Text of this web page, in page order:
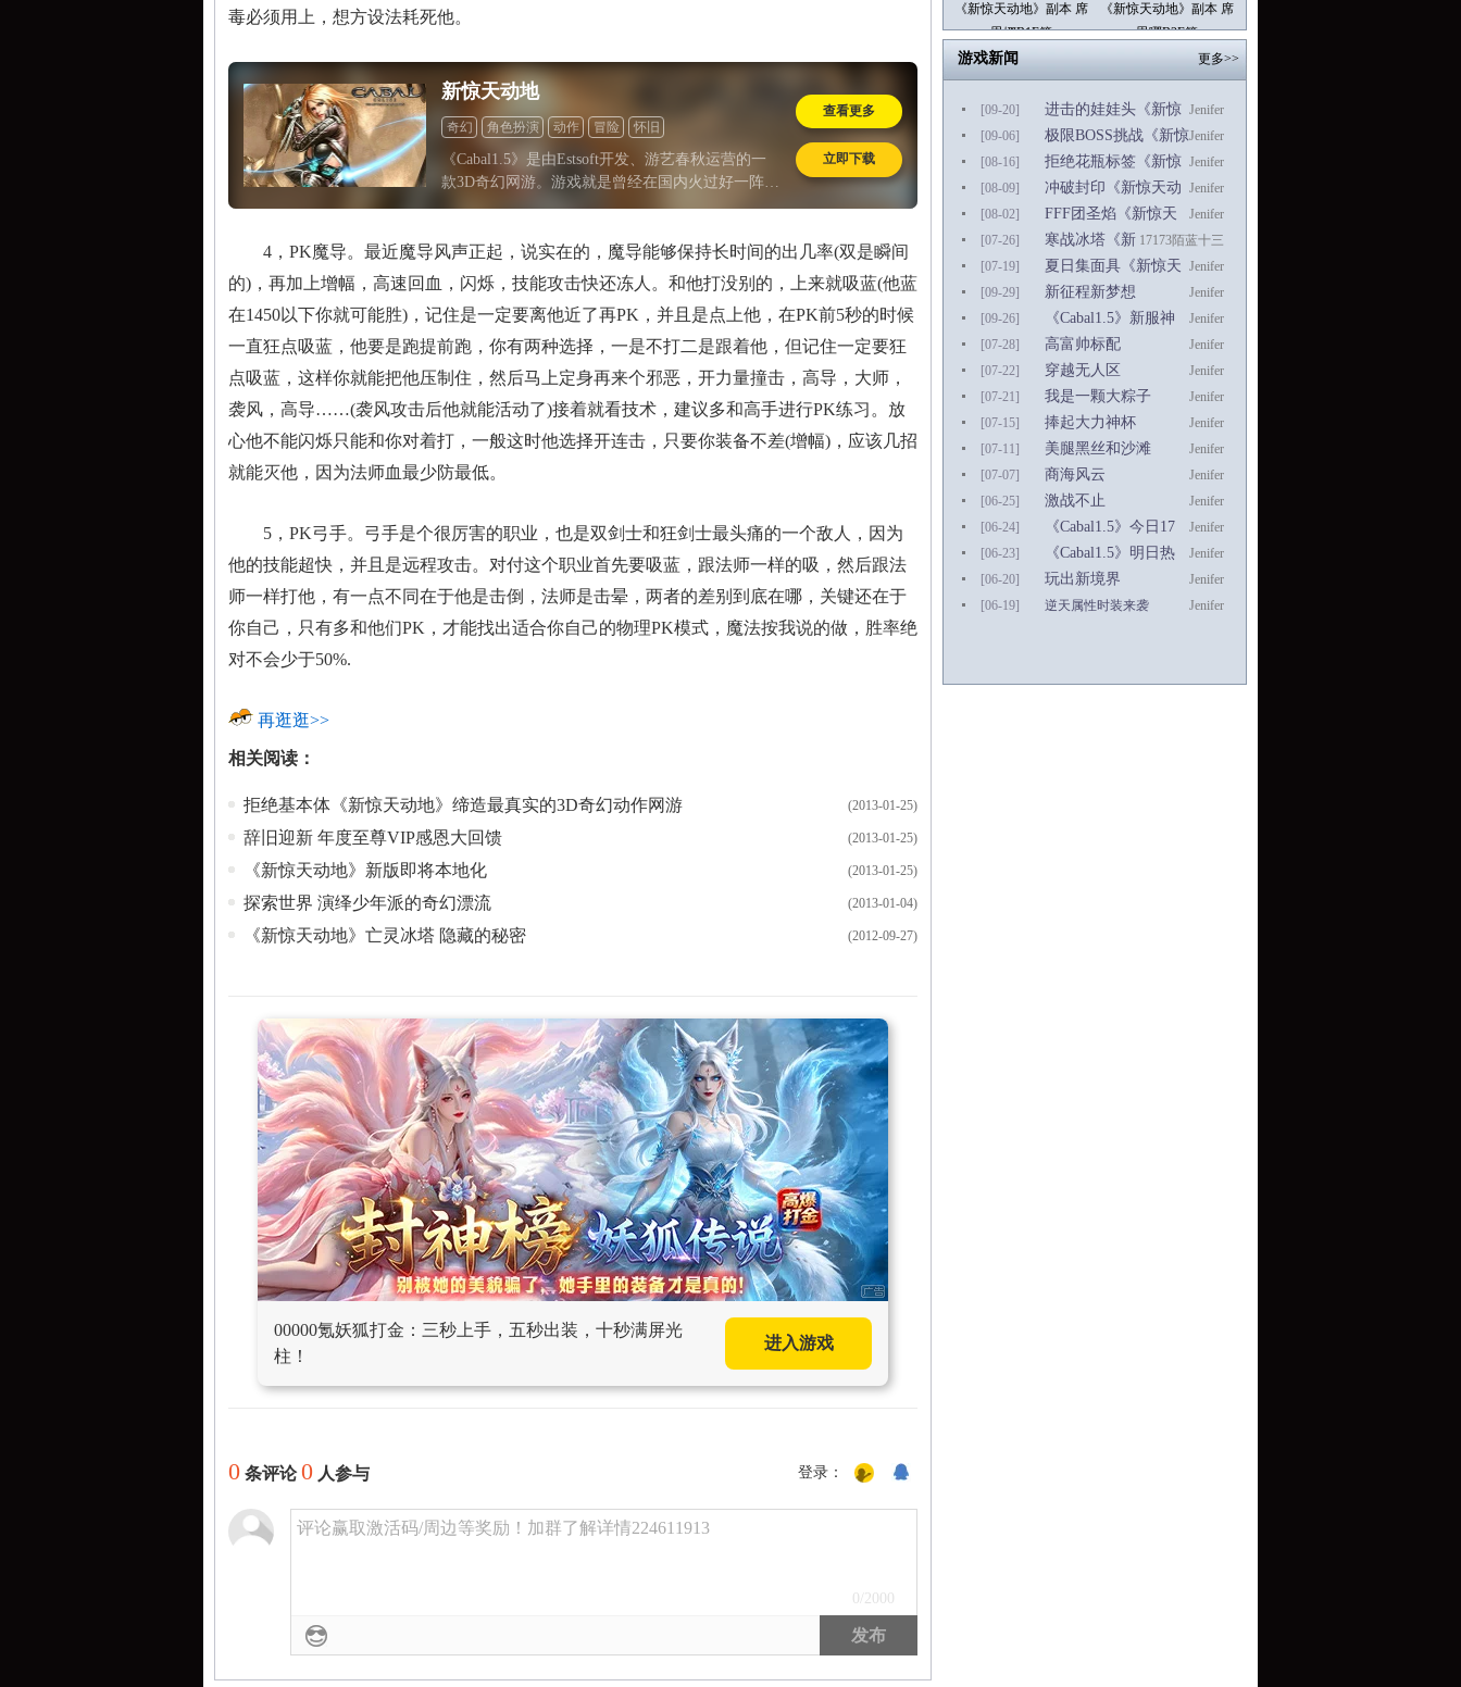
毒必须用上，想方设法耗死他。
新惊天动地
奇幻 角色扮演 动作 冒险 怀旧
《Cabal1.5》是由Estsoft开发、游艺春秋运营的一
款3D奇幻网游。游戏就是曾经在国内火过好一阵子
的《惊天动地》的韩服最新版本。游戏在6月24日
新道
查看更多
立即下载
4，PK魔导。最近魔导风声正起，说实在的，魔导能够保持长时间的出几率(双是瞬间
的)，再加上增幅，高速回血，闪烁，技能攻击快还冻人。和他打没别的，上来就吸蓝(他蓝
在1450以下你就可能胜)，记住是一定要离他近了再PK，并且是点上他，在PK前5秒的时候
一直狂点吸蓝，他要是跑提前跑，你有两种选择，一是不打二是跟着他，但记住一定要狂
点吸蓝，这样你就能把他压制住，然后马上定身再来个邪恶，开力量撞击，高导，大师，
袭风，高导……(袭风攻击后他就能活动了)接着就看技术，建议多和高手进行PK练习。放
心他不能闪烁只能和你对着打，一般这时他选择开连击，只要你装备不差(增幅)，应该几招
就能灭他，因为法师血最少防最低。
5，PK弓手。弓手是个很厉害的职业，也是双剑士和狂剑士最头痛的一个敌人，因为
他的技能超快，并且是远程攻击。对付这个职业首先要吸蓝，跟法师一样的吸，然后跟法
师一样打他，有一点不同在于他是击倒，法师是击晕，两者的差别到底在哪，关键还在于
你自己，只有多和他们PK，才能找出适合你自己的物理PK模式，魔法按我说的做，胜率绝
对不会少于50%.
再逛逛>>
相关阅读：
(2013-01-25)
拒绝基本体《新惊天动地》缔造最真实的3D奇幻动作网游
(2013-01-25)
辞旧迎新 年度至尊VIP感恩大回馈
(2013-01-25)
《新惊天动地》新版即将本地化
(2013-01-04)
探索世界 演绎少年派的奇幻漂流
(2012-09-27)
《新惊天动地》亡灵冰塔 隐藏的秘密
00000氪妖狐打金：三秒上手，五秒出装，十秒满屏光
柱！
进入游戏
0 条评论0 人参与 登录：
评论赢取激活码/周边等奖励！加群了解详情224611913
0 /2000
发布
《新惊天动地》副本 席
恩娜B1F篇
《新惊天动地》副本 席
恩哪B2F篇
游戏新闻 更多>>
[09-20] Jenifer
进击的娃娃头《新惊
天动地》激萌新时装
[09-06] Jenifer
极限BOSS挑战《新惊
天动地》新竞技场预
告
[08-16] Jenifer
拒绝花瓶标签《新惊
天动地》时装新转变
[08-09] Jenifer
冲破封印《新惊天动
地》冰塔B3F今日解
禁
[08-02] Jenifer
FFF团圣焰《新惊天
动地》悬赏情侣击杀
者
[07-26] 17173陌蓝十三
寒战冰塔《新
惊天动地》豪
夺强力首饰
[07-19] Jenifer
夏日集面具《新惊天
动地》赢取新版时装
[09-29] Jenifer
新征程新梦想
《Cabal1.5》新服打
响王座争夺战
[09-26] Jenifer
《Cabal1.5》新服神
圣要塞今日17时暴风
来袭
[07-28] Jenifer
高富帅标配
《Cabal1.5》豪车配
英雄
[07-22] Jenifer
穿越无人区
《Cabal1.5》心跳游
戏体验
[07-21] Jenifer
我是一颗大粽子
《Cabal1.5》奇葩称
号个性闪耀
[07-15] Jenifer
捧起大力神杯
《Cabal1.5》男神排
排坐
[07-11] Jenifer
美腿黑丝和沙滩
《Cabal1.5》清凉一
夏
[07-07] Jenifer
商海风云
《Cabal1.5》另一种
公会激战
[06-25] Jenifer
激战不止
《Cabal1.5》新服升
级战况正酣
[06-24] Jenifer
《Cabal1.5》今日17
时公测 新职业斗魂者
开放
[06-23] Jenifer
《Cabal1.5》明日热
血公测 全民激战畅享
福利
[06-20] Jenifer
玩出新境界
《Cabal1.5》公测新
[06-19] Jenifer
逆天属性时装来袭